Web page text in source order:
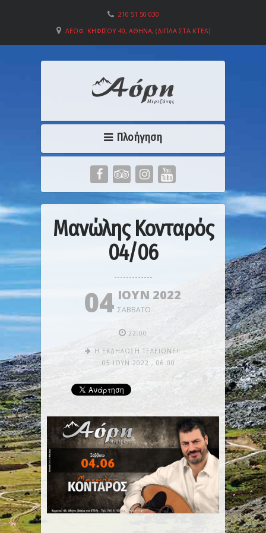
210 51 50 030
ΛΕΩΦ. ΚΗΦΙΣΟΎ 40, ΑΘΉΝΑ, (ΔΊΠΛΑ ΣΤΑ ΚΤΕΛ)
Πλοήγηση
Μανώλης Κονταρός
04/06
04 ΙΟΥΝ 2022
ΣΆΒΒΑΤΟ
22:00
Η ΕΚΔΉΛΩΣΗ ΤΕΛΕΙΏΝΕΙ:
05 ΙΟΥΝ 2022 , 06:00